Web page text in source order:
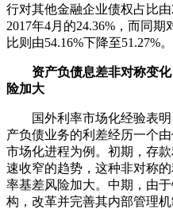
行对其他金融企业债权占比由
2017年4月的24.36%，而同
比则由54.16%下降至51.27%。
资产负债息差非对称变化
险加大
国外利率市场化经验表明
产负债业务的利差经历一个
市场化进程为例。初期，存
速收窄的趋势，这种非对称
率基差风险加大。中期，由
构，改革并完善其内部管理